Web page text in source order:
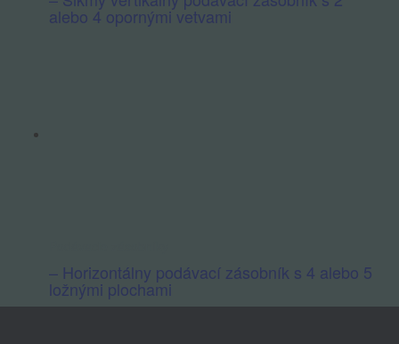
alebo 4 opornými vetvami
– Horizontálny podávací zásobník s 4 alebo 5
ložnými plochami